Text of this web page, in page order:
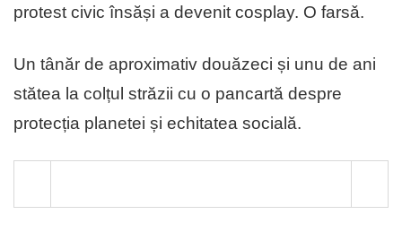
protest civic însăși a devenit cosplay. O farsǎ.
Un tânăr de aproximativ douăzeci și unu de ani
stătea la colțul străzii cu o pancartă despre
protecția planetei și echitatea socială.